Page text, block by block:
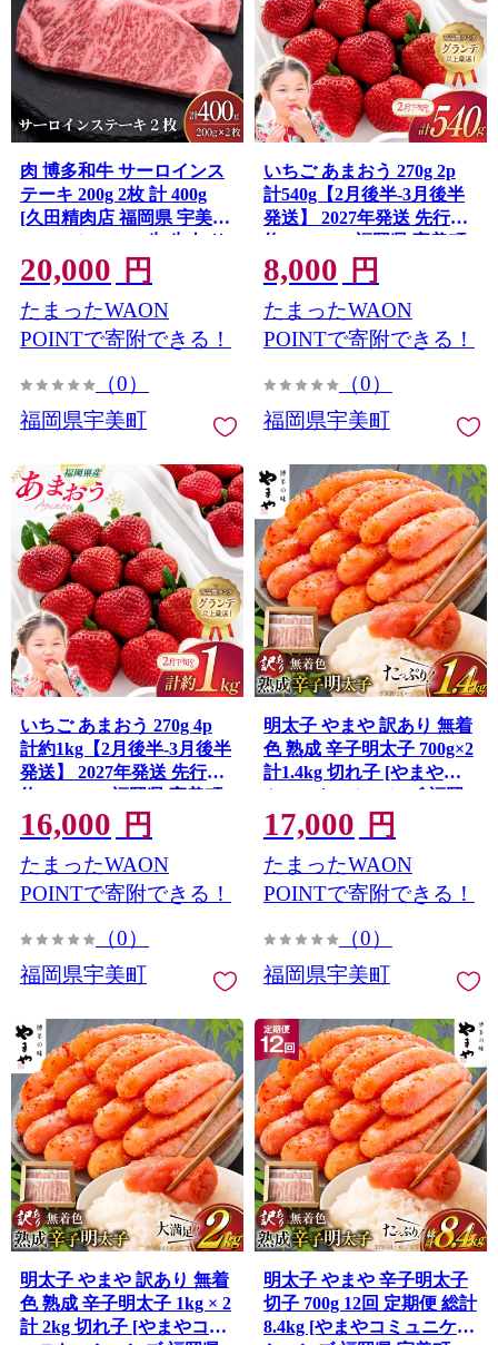
肉 博多和牛 サーロインス
テーキ 200g 2枚 計 400g
[久田精肉店 福岡県 宇美町
um40bsi440006] 牛 牛肉 サ
ーロイン ステーキ 和牛 ソ
ース ソース付き 福岡県産
冷凍
20,000 円
たまったWAON
POINTで寄附できる！
（0）
福岡県宇美町
いちご あまおう 270g 2p
計540g【2月後半-3月後半
発送】 2027年発送 先行予
約 [hurrah. 福岡県 宇美町
um40bjm200003] イチゴ 苺
フルーツ 果物 果実 甘い あ
まい グランデ
8,000 円
たまったWAON
POINTで寄附できる！
（0）
福岡県宇美町
いちご あまおう 270g 4p
計約1kg【2月後半-3月後半
発送】 2027年発送 先行予
約 [hurrah. 福岡県 宇美町
um40bjm200000] イチゴ 苺
フルーツ 果物 果実 甘い あ
まい グランデ
16,000 円
たまったWAON
POINTで寄附できる！
（0）
福岡県宇美町
明太子 やまや 訳あり 無着
色 熟成 辛子明太子 700g×2
計1.4kg 切れ子 [やまやコ
ミュニケーションズ 福岡
県 宇美町 um40azo860020]
めんたいこ 明太子訳あり
明太子無着色 切子 ばらこ
バラ子 小切 小分け 冷凍
17,000 円
たまったWAON
POINTで寄附できる！
（0）
福岡県宇美町
明太子 やまや 訳あり 無着
色 熟成 辛子明太子 1kg × 2
計 2kg 切れ子 [やまやコミ
明太子 やまや 辛子明太子
切子 700g 12回 定期便 総計
8.4kg [やまやコミュニケー